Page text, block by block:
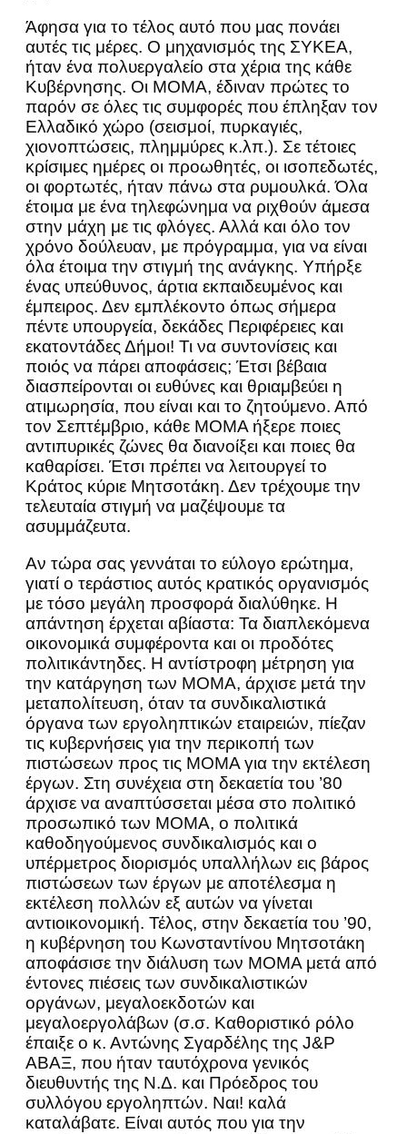
Άφησα για το τέλος αυτό που μας πονάει
αυτές τις μέρες. Ο μηχανισμός της ΣΥΚΕΑ,
ήταν ένα πολυεργαλείο στα χέρια της κάθε
Κυβέρνησης. Οι ΜΟΜΑ, έδιναν πρώτες το
παρόν σε όλες τις συμφορές που έπληξαν τον
Ελλαδικό χώρο (σεισμοί, πυρκαγιές,
χιονοπτώσεις, πλημμύρες κ.λπ.). Σε τέτοιες
κρίσιμες ημέρες οι προωθητές, οι ισοπεδωτές,
οι φορτωτές, ήταν πάνω στα ρυμουλκά. Όλα
έτοιμα με ένα τηλεφώνημα να ριχθούν άμεσα
στην μάχη με τις φλόγες. Αλλά και όλο τον
χρόνο δούλευαν, με πρόγραμμα, για να είναι
όλα έτοιμα την στιγμή της ανάγκης. Υπήρξε
ένας υπεύθυνος, άρτια εκπαιδευμένος και
έμπειρος. Δεν εμπλέκοντο όπως σήμερα
πέντε υπουργεία, δεκάδες Περιφέρειες και
εκατοντάδες Δήμοι! Τι να συντονίσεις και
ποιός να πάρει αποφάσεις; Έτσι βέβαια
διασπείρονται οι ευθύνες και θριαμβεύει η
ατιμωρησία, που είναι και το ζητούμενο. Από
τον Σεπτέμβριο, κάθε ΜΟΜΑ ήξερε ποιες
αντιπυρικές ζώνες θα διανοίξει και ποιες θα
καθαρίσει. Έτσι πρέπει να λειτουργεί το
Κράτος κύριε Μητσοτάκη. Δεν τρέχουμε την
τελευταία στιγμή να μαζέψουμε τα
ασυμμάζευτα.
Αν τώρα σας γεννάται το εύλογο ερώτημα,
γιατί ο τεράστιος αυτός κρατικός οργανισμός
με τόσο μεγάλη προσφορά διαλύθηκε. Η
απάντηση έρχεται αβίαστα: Τα διαπλεκόμενα
οικονομικά συμφέροντα και οι προδότες
πολιτικάντηδες. Η αντίστροφη μέτρηση για
την κατάργηση των ΜΟΜΑ, άρχισε μετά την
μεταπολίτευση, όταν τα συνδικαλιστικά
όργανα των εργοληπτικών εταιρειών, πίεζαν
τις κυβερνήσεις για την περικοπή των
πιστώσεων προς τις ΜΟΜΑ για την εκτέλεση
έργων. Στη συνέχεια στη δεκαετία του ’80
άρχισε να αναπτύσσεται μέσα στο πολιτικό
προσωπικό των ΜΟΜΑ, ο πολιτικά
καθοδηγούμενος συνδικαλισμός και ο
υπέρμετρος διορισμός υπαλλήλων εις βάρος
πιστώσεων των έργων με αποτέλεσμα η
εκτέλεση πολλών εξ αυτών να γίνεται
αντιοικονομική. Τέλος, στην δεκαετία του ’90,
η κυβέρνηση του Κωνσταντίνου Μητσοτάκη
αποφάσισε την διάλυση των ΜΟΜΑ μετά από
έντονες πιέσεις των συνδικαλιστικών
οργάνων, μεγαλοεκδοτών και
μεγαλοεργολάβων (σ.σ. Καθοριστικό ρόλο
έπαιξε ο κ. Αντώνης Σγαρδέλης της J&P
ΑΒΑΞ, που ήταν ταυτόχρονα γενικός
διευθυντής της Ν.Δ. και Πρόεδρος του
συλλόγου εργοληπτών. Ναι! καλά
καταλάβατε. Είναι αυτός που για την